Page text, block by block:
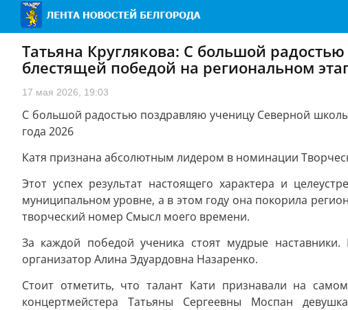
Татьяна Круглякова: С большой
блестящей победой на региональном
17 мая 2026, 19:03
С большой радостью поздравляю ученицу Северной
года 2026
Катя признана абсолютным лидером в номинации
Этот успех результат настоящего характера и
муниципальном уровне, а в этом году она покорила
творческий номер Смысл моего времени.
За каждой победой ученика стоят мудрые
организатор Алина Эдуардовна Назаренко.
Стоит отметить, что талант Кати признавали на
концертмейстера Татьяны Сергеевны Моспан